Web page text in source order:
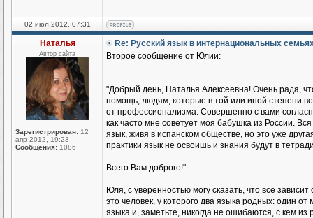
02 июл 2012, 07:31
Наталья
Автор сайта
Зарегистрирован: 12
апр 2012, 19:23
Сообщения: 1086
Re: Русский язык в интернациональных
Второе сообщение от Юлии:
"Добрый день, Наталья Алексеевна! Очень рада,
помощь, людям, которые в той или иной степени
от профессионализма. Совершенно с вами
как часто мне советует моя бабушка из России.
язык, живя в испанском обществе, но это уже
практики язык не освоишь и знания будут в
Всего Вам доброго!"
Юля, с уверенностью могу сказать, что все
это человек, у которого два языка родных: один
языка и, заметьте, никогда не ошибаются, с кем из